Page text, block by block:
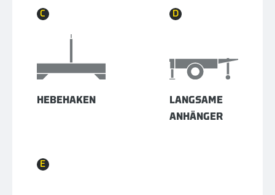
C
HEBEHAKEN
D
LANGSAME
ANHÄNGER
E